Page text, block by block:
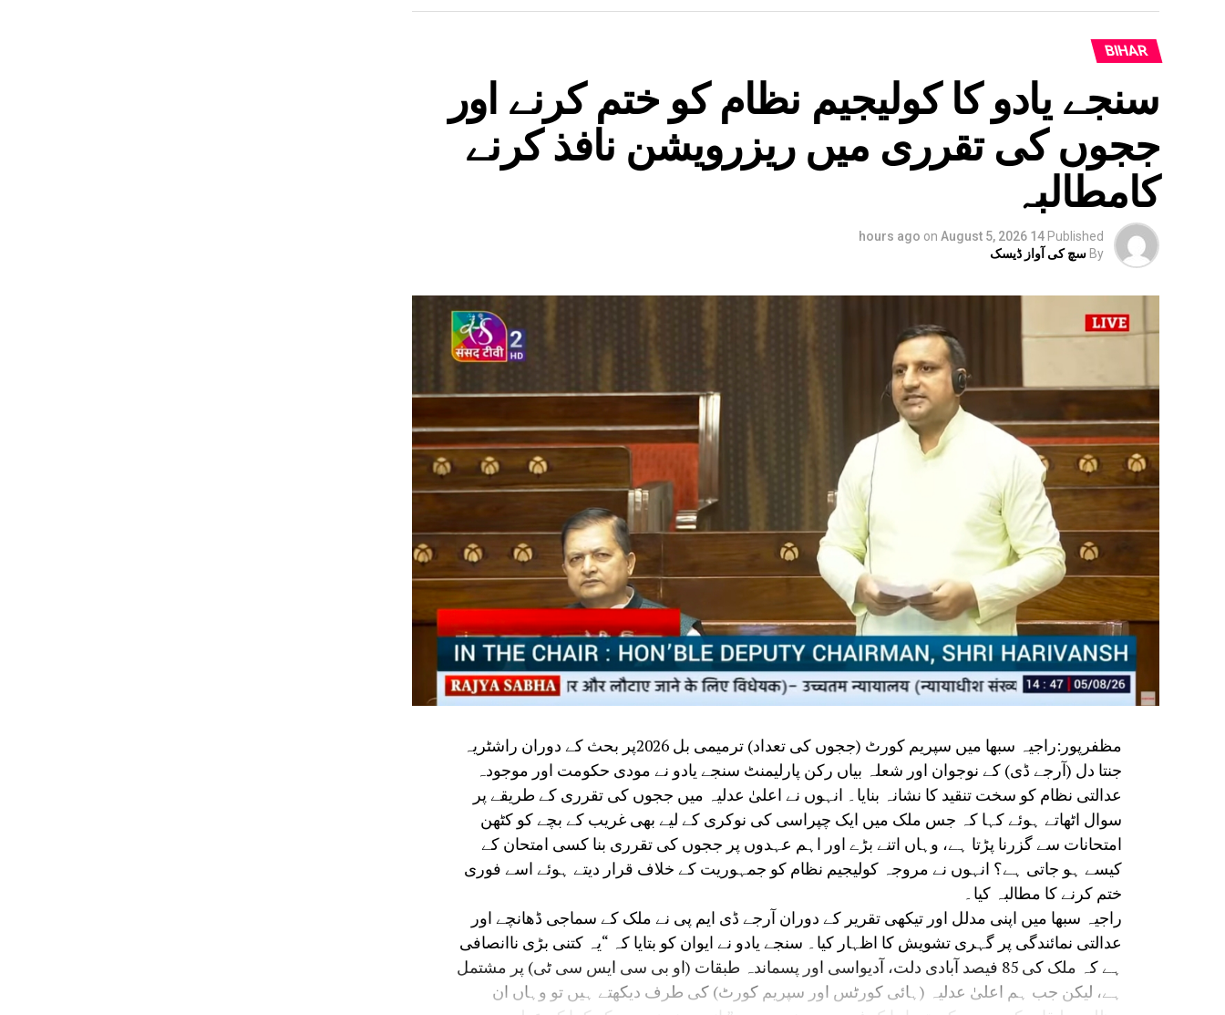
BIHAR
سنجے یادو کا کولیجیم نظام کو ختم کرنے اور
ججوں کی تقرری میں ریزرویشن نافذ کرنے
کامطالبہ
Published
14 hours ago
on August 5, 2026
By سچ کی آواز ڈیسک
مظفرپور:راجیہ سبھا میں سپریم کورٹ (ججوں کی تعداد) ترمیمی بل 2026پر بحث کے دوران راشٹریہ
جنتا دل (آرجے ڈی) کے نوجوان اور شعلہ بیاں رکن پارلیمنٹ سنجے یادو نے مودی حکومت اور موجودہ
عدالتی نظام کو سخت تنقید کا نشانہ بنایا۔ انہوں نے اعلیٰ عدلیہ میں ججوں کی تقرری کے طریقے پر
سوال اٹھاتے ہوئے کہا کہ جس ملک میں ایک چپراسی کی نوکری کے لیے بھی غریب کے بچے کو کٹھن
امتحانات سے گزرنا پڑتا ہے، وہاں اتنے بڑے اور اہم عہدوں پر ججوں کی تقرری بنا کسی امتحان کے
کیسے ہو جاتی ہے؟ انہوں نے مروجہ کولیجیم نظام کو جمہوریت کے خلاف قرار دیتے ہوئے اسے فوری
ختم کرنے کا مطالبہ کیا۔
راجیہ سبھا میں اپنی مدلل اور تیکھی تقریر کے دوران آرجے ڈی ایم پی نے ملک کے سماجی ڈھانچے اور
عدالتی نمائندگی پر گہری تشویش کا اظہار کیا۔ سنجے یادو نے ایوان کو بتایا کہ “یہ کتنی بڑی ناانصافی
ہے کہ ملک کی 85 فیصد آبادی دلت، آدیواسی اور پسماندہ طبقات (او بی سی ایس سی ٹی) پر مشتمل
ہے، لیکن جب ہم اعلیٰ عدلیہ (ہائی کورٹس اور سپریم کورٹ) کی طرف دیکھتے ہیں تو وہاں ان